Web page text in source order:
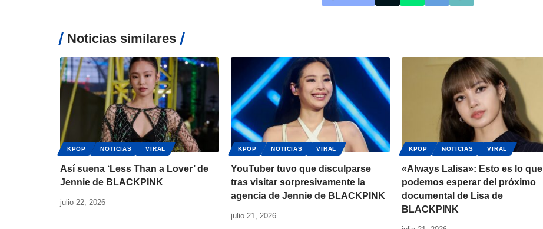
Noticias similares
KPOP NOTICIAS VIRAL
Así suena ‘Less Than a Lover’ de
Jennie de BLACKPINK
julio 22, 2026
KPOP NOTICIAS VIRAL
YouTuber tuvo que disculparse
tras visitar sorpresivamente la
agencia de Jennie de BLACKPINK
julio 21, 2026
KPOP NOTICIAS VIRAL
«Always Lalisa»: Esto es lo que
podemos esperar del próximo
documental de Lisa de
BLACKPINK